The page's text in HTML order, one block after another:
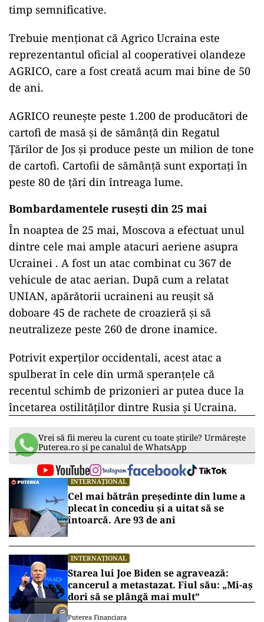
timp semnificative.
Trebuie menționat că Agrico Ucraina este
reprezentantul oficial al cooperativei olandeze
AGRICO, care a fost creată acum mai bine de 50
de ani.
AGRICO reunește peste 1.200 de producători de
cartofi de masă și de sămânță din Regatul
Țărilor de Jos și produce peste un milion de tone
de cartofi. Cartofii de sămânță sunt exportați în
peste 80 de țări din întreaga lume.
Bombardamentele rusești din 25 mai
În noaptea de 25 mai, Moscova a efectuat unul
dintre cele mai ample atacuri aeriene asupra
Ucrainei . A fost un atac combinat cu 367 de
vehicule de atac aerian. După cum a relatat
UNIAN, apărătorii ucraineni au reușit să
doboare 45 de rachete de croazieră și să
neutralizeze peste 260 de drone inamice.
Potrivit experților occidentali, acest atac a
spulberat în cele din urmă speranțele că
recentul schimb de prizonieri ar putea duce la
încetarea ostilităților dintre Rusia și Ucraina.
Vrei să fii mereu la curent cu toate știrile? Urmărește
Puterea.ro și pe canalul de WhatsApp
INTERNAȚIONAL
Cel mai bătrân președinte din lume a
plecat în concediu și a uitat să se
întoarcă. Are 93 de ani
INTERNAȚIONAL
Starea lui Joe Biden se agravează:
cancerul a metastazat. Fiul său: „Mi-aș
dori să se plângă mai mult”
Puterea Financiara